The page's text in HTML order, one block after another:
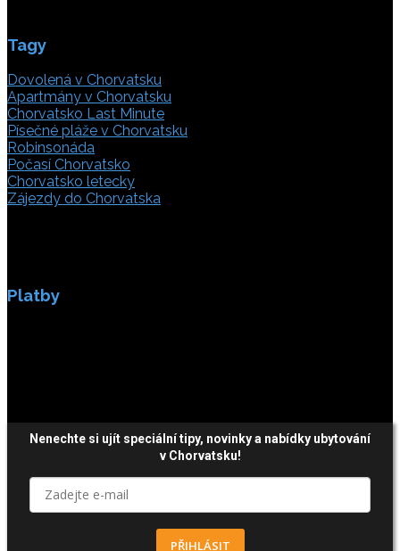
Tagy
Dovolená v Chorvatsku
Apartmány v Chorvatsku
Chorvatsko Last Minute
Písečné pláže v Chorvatsku
Robinsonáda
Počasí Chorvatsko
Chorvatsko letecky
Zájezdy do Chorvatska
Platby
Nenechte si ujít speciální tipy, novinky a nabídky ubytování
v Chorvatsku!
PŘIHLÁSIT